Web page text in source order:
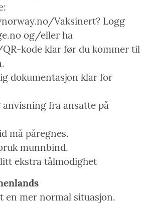
Vaksinert? Logg
og/eller ha
kode klar før du kommer til
dokumentasjon klar for
anvisning fra ansatte på
må påregnes.
munnbind.
ekstra tålmodighet
en mer normal situasjon.